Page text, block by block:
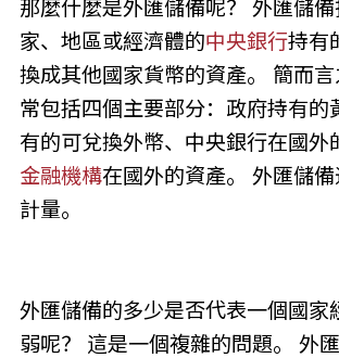
那麼什麼是外匯儲備呢？ 外匯儲
家、地區或經濟體的中央銀行持有
換成其他國家貨幣的資產。 簡而
常包括四個主要部分：政府持有的
有的可兌換外幣、中央銀行在國外
金融機構在國外的資產。 外匯儲
計量。
外匯儲備的多少是否代表一個國家
弱呢？ 這是一個複雜的問題。 外